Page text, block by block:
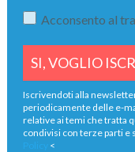
Acconsento al
Iscrivendoti alla
periodicamente delle e-
relative ai temi che tratta
condivisi con terze parti e
Policy
<